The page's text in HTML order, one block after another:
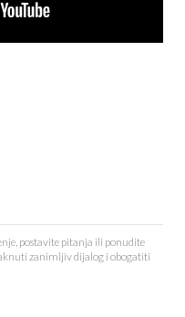
postavite pitanja ili ponudite
zanimljiv dijalog i obogatiti